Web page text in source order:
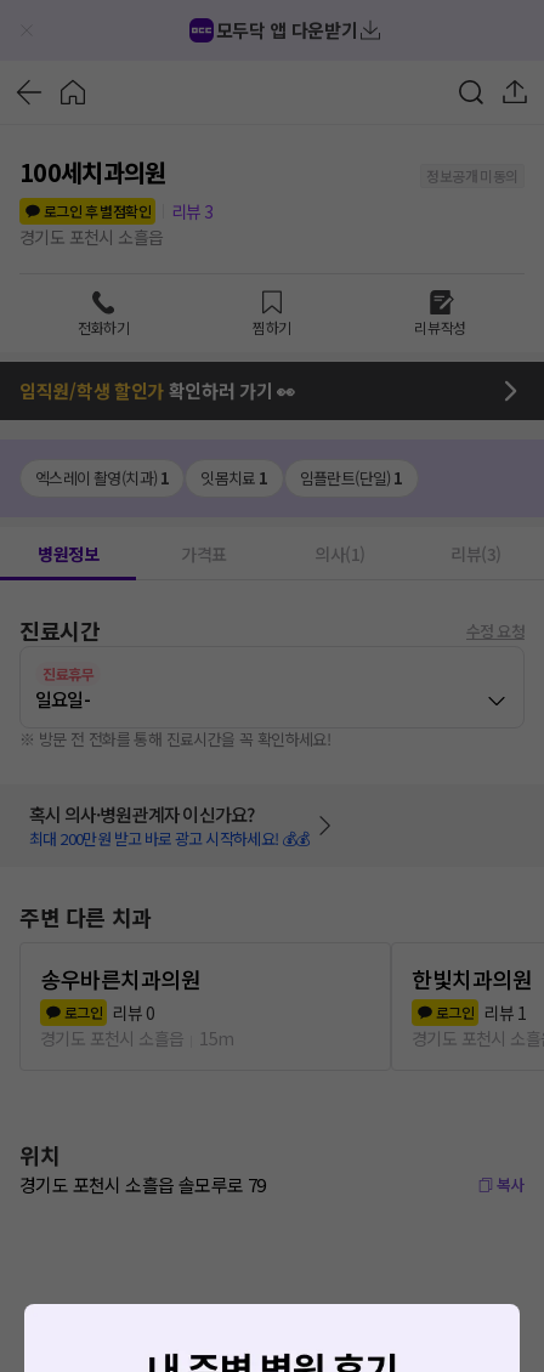
모두닥 앱 다운받기
100세치과의원
정보공개 미동의
로그인 후 별점확인
리뷰 3
경기도 포천시 소흘읍
전화하기 찜하기 리뷰작성
임직원/학생 할인가확인하러 가기 👀
엑스레이 촬영(치과) 1 잇몸치료 1 임플란트(단일) 1
병원정보 가격표 의사(1) 리뷰(3)
진료시간 수정 요청
진료휴무
일요일-
※ 방문 전 전화를 통해 진료시간을 꼭 확인하세요!
혹시 의사·병원관계자 이신가요?
최대 200만원 받고 바로 광고 시작하세요! 💰💰
주변 다른 치과
송우바른치과의원
로그인 리뷰 0
경기도 포천시 소흘읍
15m
한빛치과의원
로그인 리뷰 1
경기도 포천시 소
위치
경기도 포천시 소흘읍 솔모루로 79 복사